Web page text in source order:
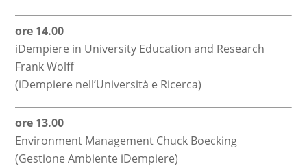
ore 14.00
iDempiere in University Education and Research
Frank Wolff
(iDempiere nell’Università e Ricerca)
ore 13.00
Environment Management Chuck Boecking
(Gestione Ambiente iDempiere)